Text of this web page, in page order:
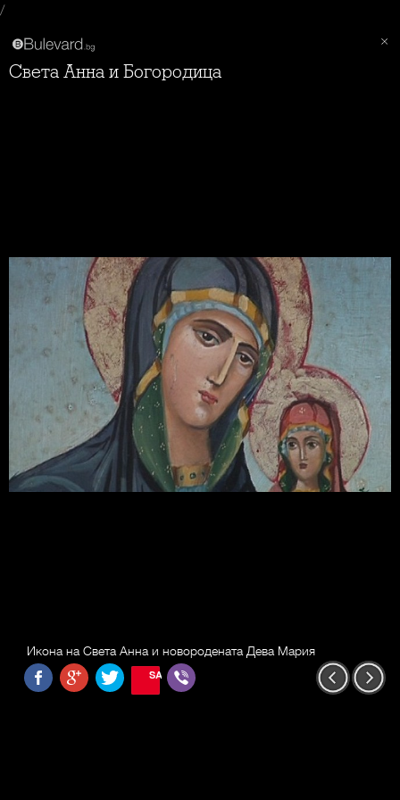
/
Света Анна и Богородица
Икона на Света Анна и новородената Дева Мария
SAVE